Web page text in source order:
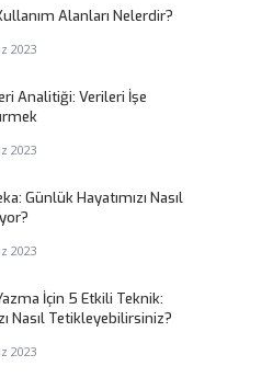
Alanları Nelerdir?
2023
Analitiği: Verileri İşe
2023
Günlük Hayatımızı Nasıl
2023
İçin 5 Etkili Teknik:
Nasıl Tetikleyebilirsiniz?
2023